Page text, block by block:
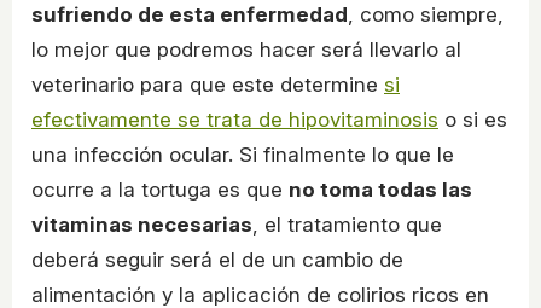
sufriendo de esta enfermedad , como siempre,
lo mejor que podremos hacer será llevarlo al
veterinario para que este determine si
efectivamente se trata de hipovitaminosis o si es
una infección ocular. Si finalmente lo que le
ocurre a la tortuga es que no toma todas las
vitaminas necesarias , el tratamiento que
deberá seguir será el de un cambio de
alimentación y la aplicación de colirios ricos en